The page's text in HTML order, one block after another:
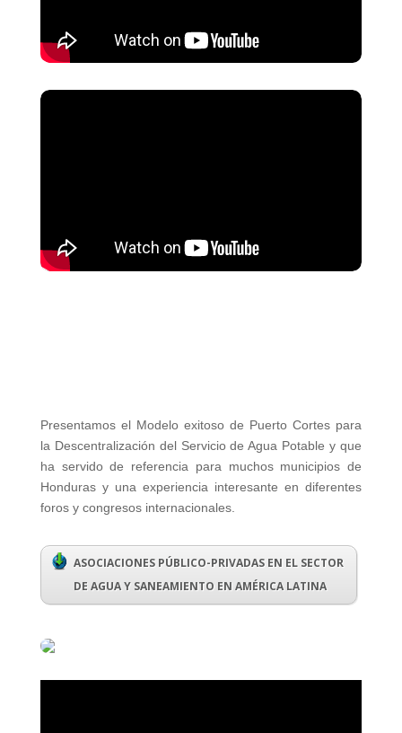
Presentamos el Modelo exitoso de Puerto Cortes para
la Descentralización del Servicio de Agua Potable y que
ha servido de referencia para muchos municipios de
Honduras y una experiencia interesante en diferentes
foros y congresos internacionales.
ASOCIACIONES PÚBLICO-PRIVADAS EN EL SECTOR
DE AGUA Y SANEAMIENTO EN AMÉRICA LATINA